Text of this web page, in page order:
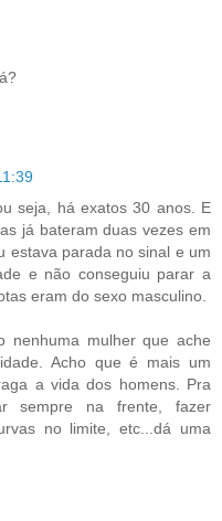
seja, há exatos 30 anos. E
já bateram duas vezes em
estava parada no sinal e um
e não conseguiu parar a
eram do sexo masculino.
nenhuma mulher que ache
Acho que é mais um
a vida dos homens. Pra
sempre na frente, fazer
no limite, etc...dá uma